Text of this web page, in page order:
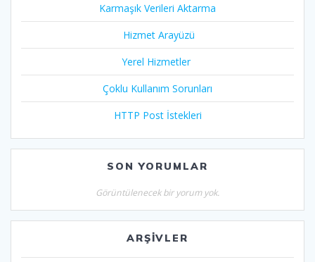
Karmaşık Verileri Aktarma
Hizmet Arayüzü
Yerel Hizmetler
Çoklu Kullanım Sorunları
HTTP Post İstekleri
SON YORUMLAR
Görüntülenecek bir yorum yok.
ARŞIVLER